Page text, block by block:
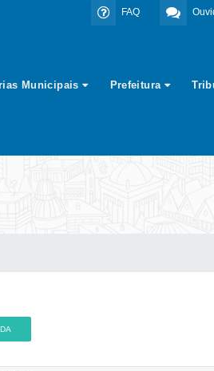
FAQ
Municipais Prefeitura